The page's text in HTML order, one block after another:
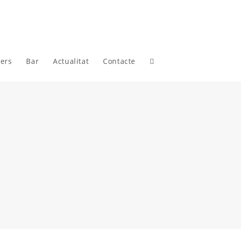
Bar Actualitat Contacte